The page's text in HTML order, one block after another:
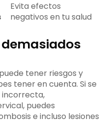
Evita efectos
negativos en tu salud
demasiados
tener riesgos y
tener en cuenta. Si se
incorrecta,
puedes
e incluso lesiones